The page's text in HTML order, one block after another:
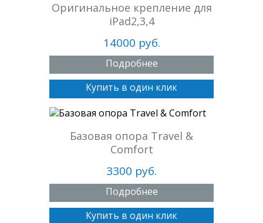
Оригинальное крепление для
iPad2,3,4
14000 руб.
Подробнее
Купить в один клик
Базовая опора Travel &
Comfort
3300 руб.
Подробнее
Купить в один клик